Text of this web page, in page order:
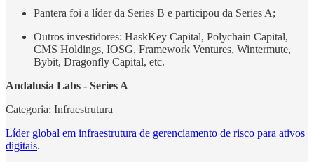
Pantera foi a líder da Series B e participou da Series A;
Outros investidores: HaskKey Capital, Polychain Capital,
CMS Holdings, IOSG, Framework Ventures, Wintermute,
Bybit, Dragonfly Capital, etc.
Andalusia Labs - Series A
Categoria: Infraestrutura
Líder global em infraestrutura de gerenciamento de risco para ativos
digitais.